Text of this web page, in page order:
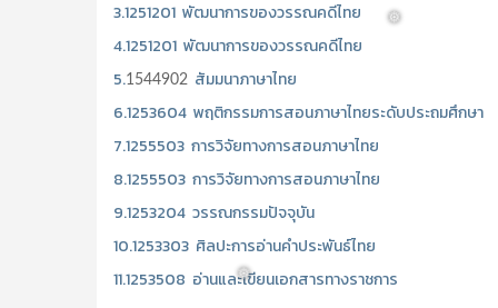
3.1251201 พัฒนาการของวรรณคดีไทย
4.1251201 พัฒนาการของวรรณคดีไทย
5.1544902 สัมมนาภาษาไทย
6.1253604 พฤติกรรมการสอนภาษาไทยระดับประถมศึกษา
7.1255503 การวิจัยทางการสอนภาษาไทย
8.1255503 การวิจัยทางการสอนภาษาไทย
9.1253204 วรรณกรรมปัจจุบัน
10.1253303 ศิลปะการอ่านคำประพันธ์ไทย
11.1253508 อ่านและเขียนเอกสารทางราชการ